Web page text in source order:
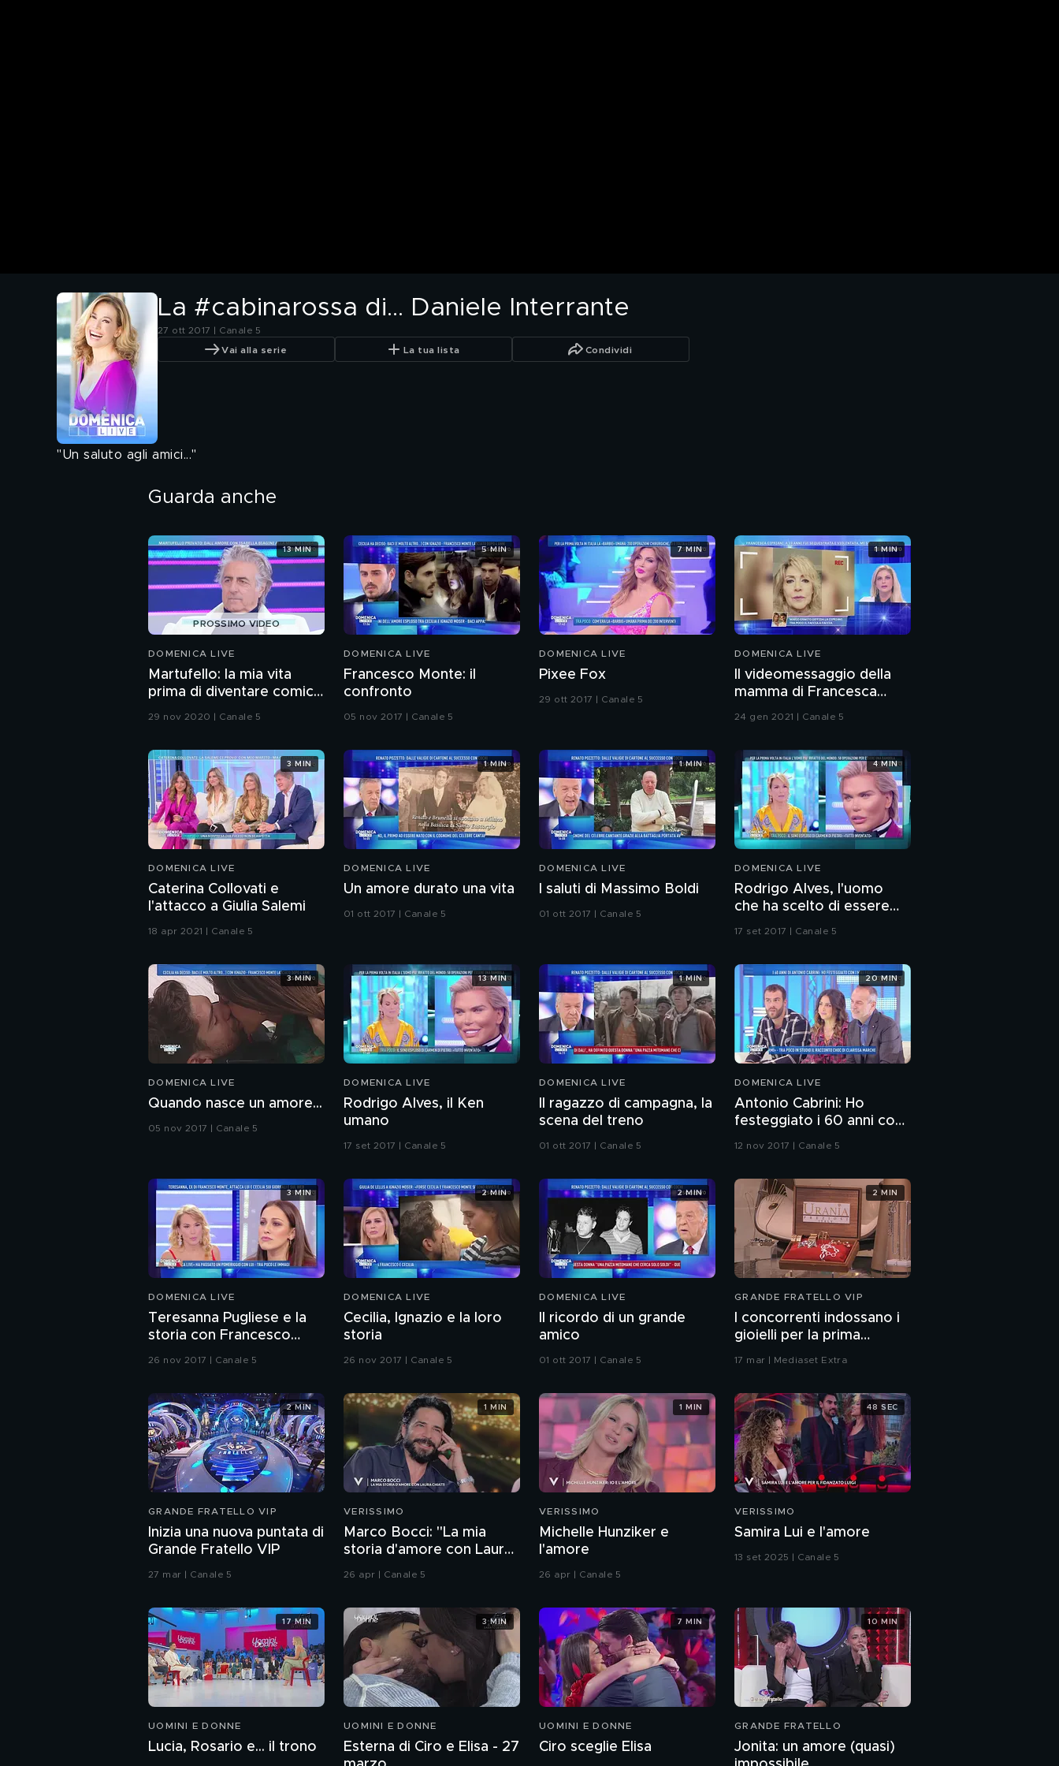
La #cabinarossa di… Daniele Interrante
27 ott 2017 | Canale 5
Vai alla serie La tua lista Condividi
"Un saluto agli amici..."
Guarda anche
PROSSIMO VIDEO
DOMENICA LIVE
Martufello: la mia vita
prima di diventare comico
e le mie donne
29 nov 2020 | Canale 5
13 MIN
DOMENICA LIVE
Francesco Monte: il
confronto
05 nov 2017 | Canale 5
5 MIN
DOMENICA LIVE
Pixee Fox
29 ott 2017 | Canale 5
7 MIN
DOMENICA LIVE
Il videomessaggio della
mamma di Francesca
24 gen 2021 | Canale 5
1 MIN
DOMENICA LIVE
Caterina Collovati e
l'attacco a Giulia Salemi
18 apr 2021 | Canale 5
3 MIN
DOMENICA LIVE
Un amore durato una vita
01 ott 2017 | Canale 5
1 MIN
DOMENICA LIVE
I saluti di Massimo Boldi
01 ott 2017 | Canale 5
1 MIN
DOMENICA LIVE
Rodrigo Alves, l'uomo
che ha scelto di essere
17 set 2017 | Canale 5
4 MIN
DOMENICA LIVE
Quando nasce un amore...
05 nov 2017 | Canale 5
3 MIN
DOMENICA LIVE
Rodrigo Alves, il Ken
umano
17 set 2017 | Canale 5
13 MIN
DOMENICA LIVE
Il ragazzo di campagna, la
scena del treno
01 ott 2017 | Canale 5
1 MIN
DOMENICA LIVE
Antonio Cabrini: Ho
festeggiato i 60 anni con i
12 nov 2017 | Canale 5
20 MIN
DOMENICA LIVE
Teresanna Pugliese e la
storia con Francesco
26 nov 2017 | Canale 5
3 MIN
DOMENICA LIVE
Cecilia, Ignazio e la loro
storia
26 nov 2017 | Canale 5
2 MIN
DOMENICA LIVE
Il ricordo di un grande
amico
01 ott 2017 | Canale 5
2 MIN
GRANDE FRATELLO VIP
I concorrenti indossano i
gioielli per la prima
puntata
17 mar | Mediaset Extra
2 MIN
GRANDE FRATELLO VIP
Inizia una nuova puntata di
Grande Fratello VIP
27 mar | Canale 5
2 MIN
VERISSIMO
Marco Bocci: "La mia
storia d'amore con Laura
Chiatti"
26 apr | Canale 5
1 MIN
VERISSIMO
Michelle Hunziker e
l'amore
26 apr | Canale 5
1 MIN
VERISSIMO
Samira Lui e l'amore
13 set 2025 | Canale 5
48 SEC
UOMINI E DONNE
Lucia, Rosario e... il trono
17 MIN
UOMINI E DONNE
Esterna di Ciro e Elisa - 27
3 MIN
UOMINI E DONNE
Ciro sceglie Elisa
7 MIN
GRANDE FRATELLO
Jonita: un amore (quasi)
10 MIN